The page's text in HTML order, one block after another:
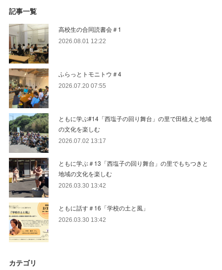
記事一覧
高校生の合同読書会＃1
2026.08.01 12:22
ふらっとトモニトウ＃4
2026.07.20 07:55
ともに学ぶ#14「西塩子の回り舞台」の里で田植えと地域
の文化を楽しむ
2026.07.02 13:17
ともに学ぶ＃13「西塩子の回り舞台」の里でもちつきと
地域の文化を楽しむ
2026.03.30 13:42
ともに話す＃16「学校の土と風」
2026.03.30 13:42
カテゴリ